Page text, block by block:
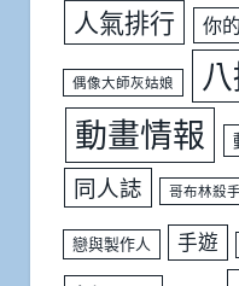
人氣排行 你
偶像大師灰姑娘
動畫情報
同人誌 哥布林殺手
戀與製作人 手遊